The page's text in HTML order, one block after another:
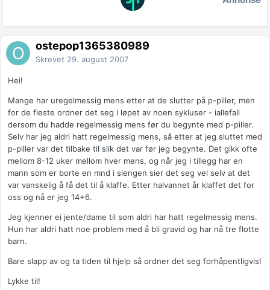
ostepop1365380989
Skrevet 29. august 2007
Hei!
Mange har uregelmessig mens etter at de slutter på p-piller, men
for de fleste ordner det seg i løpet av noen sykluser - iallefall
dersom du hadde regelmessig mens før du begynte med p-piller.
Selv har jeg aldri hatt regelmessig mens, så etter at jeg sluttet med
p-piller var det tilbake til slik det var før jeg begynte. Det gikk ofte
mellom 8-12 uker mellom hver mens, og når jeg i tillegg har en
mann som er borte en mnd i slengen sier det seg vel selv at det
var vanskelig å få det til å klaffe. Etter halvannet år klaffet det for
oss og nå er jeg 14+6.
Jeg kjenner ei jente/dame til som aldri har hatt regelmessig mens.
Hun har aldri hatt noe problem med å bli gravid og har nå tre flotte
barn.
Bare slapp av og ta tiden til hjelp så ordner det seg forhåpentligvis!
Lykke til!